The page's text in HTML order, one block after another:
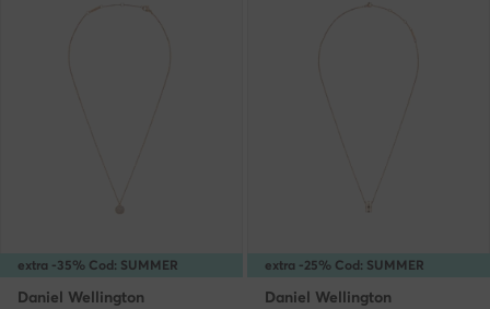
extra -35% Cod: SUMMER
Daniel Wellington
extra -25% Cod: SUMMER
Daniel Wellington